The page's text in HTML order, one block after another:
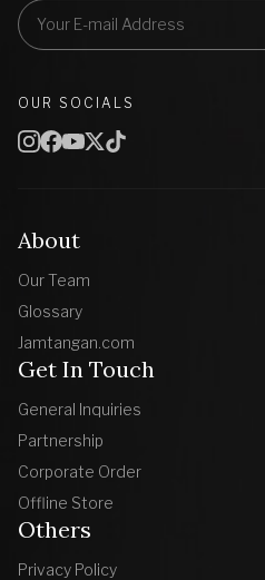
About
Our Team
Glossary
Jamtangan.com
Get In Touch
General Inquiries
Partnership
Corporate Order
Offline Store
Others
Privacy Policy
OUR SOCIALS